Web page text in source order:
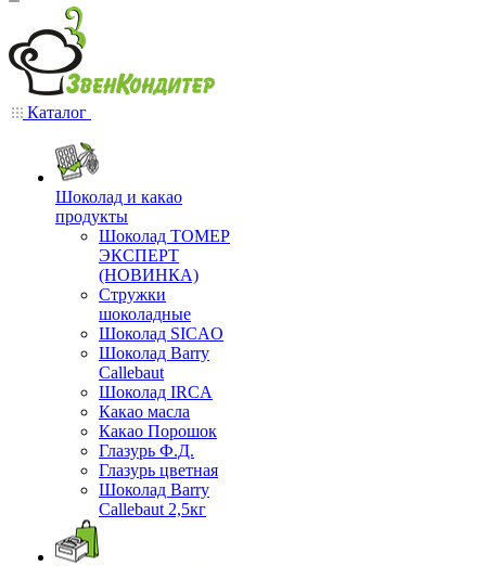
Каталог
Шоколад и какао
продукты
Шоколад ТОМЕР
ЭКСПЕРТ
(НОВИНКА)
Стружки
шоколадные
Шоколад SICAO
Шоколад Barry
Callebaut
Шоколад IRCA
Какао масла
Какао Порошок
Глазурь Ф.Д.
Глазурь цветная
Шоколад Barry
Callebaut 2,5кг